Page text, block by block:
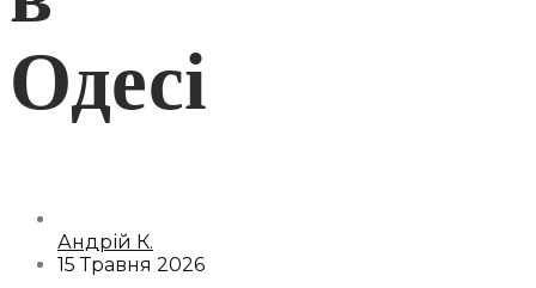
Одесі
Андрій К.
15 Травня 2026